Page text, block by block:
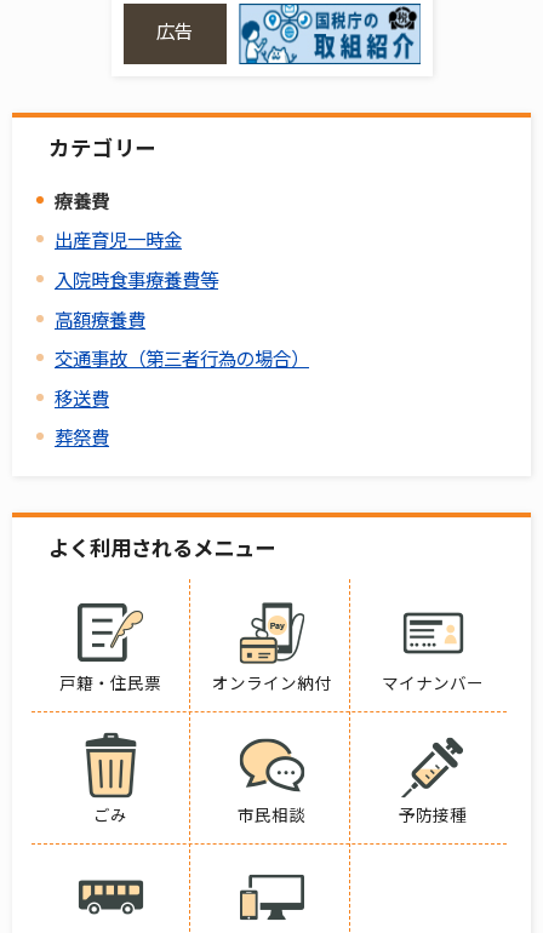
広告
カテゴリー
療養費
出産育児一時金
入院時食事療養費等
高額療養費
交通事故（第三者行為の場合）
移送費
葬祭費
よく利用されるメニュー
戸籍・住民票 オンライン納付 マイナンバー
ごみ 市民相談 予防接種